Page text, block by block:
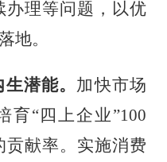
理等问题，以优
地。
潜能。 加快市场
育“四上企业”100
贡献率。 实施消费